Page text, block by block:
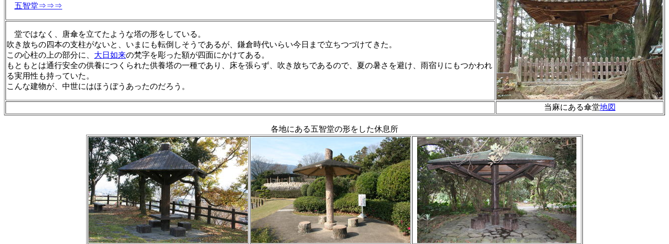
五智堂⇒⇒⇒
堂ではなく、唐傘を立てたような塔の形をしている。
吹き放ちの四本の支柱がないと、いまにも転倒しそうであるが、鎌倉時代いらい今日まで立ちつづけてきた。
この心柱の上の部分に、 大日如来の梵字を彫った額が四面にかけてある。
もともとは通行安全の供養につくられた供養塔の一種であり、床を張らず、吹き放ちであるので、夏の暑さを避け、雨宿りにもつかわれ
る実用性も持っていた。
こんな建物が、中世にはほうぼうあったのだろう。
当麻にある傘堂地図
各地にある五智堂の形をした休息所